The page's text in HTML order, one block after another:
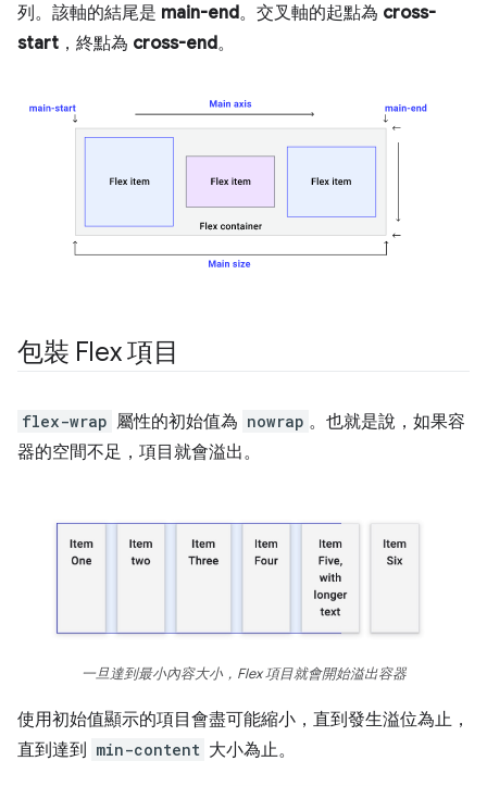
列。該軸的結尾是 main-end。交叉軸的起點為 cross-
start ，終點為 cross-end。
包裝 Flex 項目
flex-wrap 屬性的初始值為 nowrap 。也就是說，如果容
器的空間不足，項目就會溢出。
一旦達到最小內容大小，Flex 項目就會開始溢出容器
使用初始值顯示的項目會盡可能縮小，直到發生溢位為止，
直到達到 min-content 大小為止。